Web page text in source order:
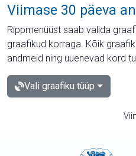
Viimase 30 päeva
Rippmenüüst saab valida
graafikud korraga. Kõik
andmeid ning uuenevad kord
Vali graafiku tüüp